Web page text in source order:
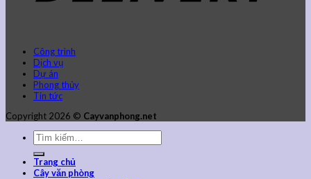
Công trình
Dịch vụ
Dự án
Phong thủy
Tin tức
Copyright 2026 © Cayvanphong.net
Trang chủ
Cây văn phòng